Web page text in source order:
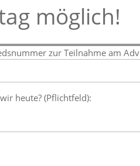
möglich!
zur Teilnahme am
heute? (Pflichtfeld):